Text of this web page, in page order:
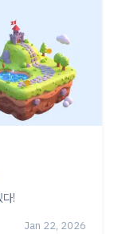
!
Jan 22, 2026